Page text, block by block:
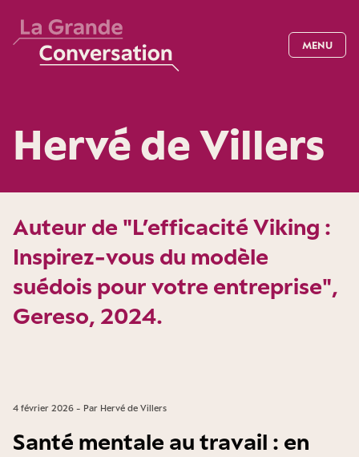
MENU
Hervé de Villers
Auteur de "L’efficacité Viking :
Inspirez-vous du modèle
suédois pour votre entreprise",
Gereso, 2024.
4 février 2026 - Par Hervé de Villers
Santé mentale au travail : en